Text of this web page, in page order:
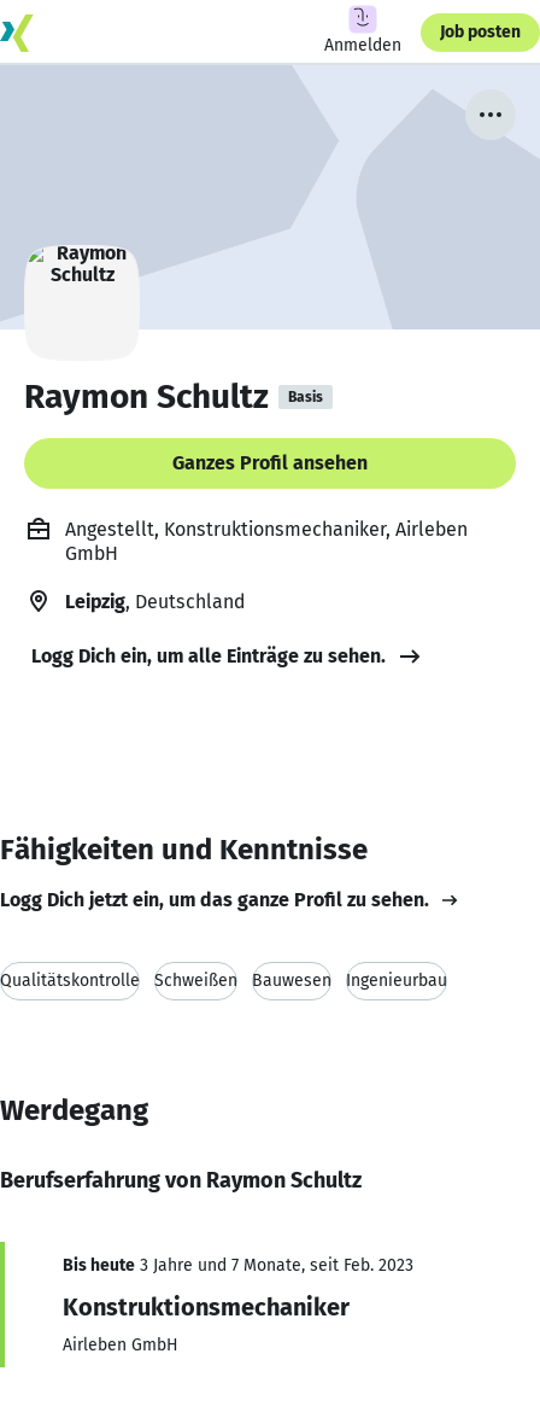
Anmelden
Job posten
Raymon Schultz Basis
Ganzes Profil ansehen
Angestellt, Konstruktionsmechaniker, Airleben
GmbH
Leipzig, Deutschland
Logg Dich ein, um alle Einträge zu sehen.
Fähigkeiten und Kenntnisse
Logg Dich jetzt ein, um das ganze Profil zu sehen.
Qualitätskontrolle Schweißen Bauwesen Ingenieurbau
Werdegang
Berufserfahrung von Raymon Schultz
Bis heute 3 Jahre und 7 Monate, seit Feb. 2023
Konstruktionsmechaniker
Airleben GmbH